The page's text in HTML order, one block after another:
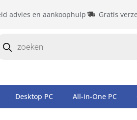
advies en aankoophulp Gratis
Desktop PC All-in-One PC